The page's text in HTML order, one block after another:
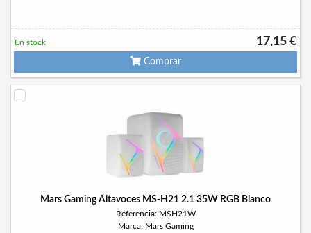
17,15 €
En stock
Comprar
Mars Gaming Altavoces MS-H21 2.1 35W RGB Blanco
Referencia: MSH21W
Marca: Mars Gaming